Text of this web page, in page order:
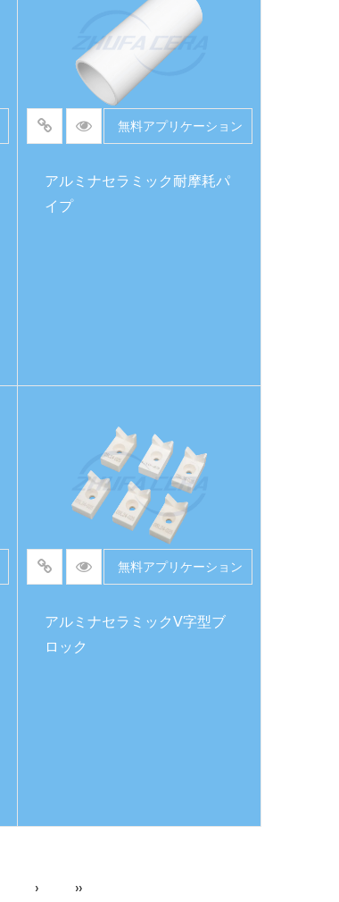
無料アプリケーション
アルミナセラミック耐摩耗パ
イプ
無料アプリケーション
アルミナセラミックV字型ブ
ロック
› ››